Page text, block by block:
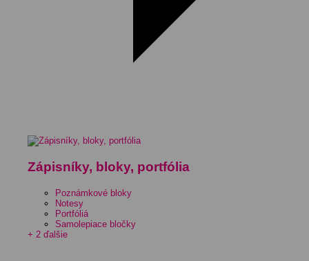
Zápisníky, bloky, portfólia
Poznámkové bloky
Notesy
Portfóliá
Samolepiace bločky
+ 2 ďalšie